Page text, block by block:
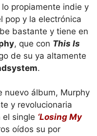
propiamente indie y
pop y la electrónica
bastante y tiene en
, que con This Is
de su ya altamente
.
nuevo álbum, Murphy
y revolucionaria
el single ‘Losing My
oídos su por